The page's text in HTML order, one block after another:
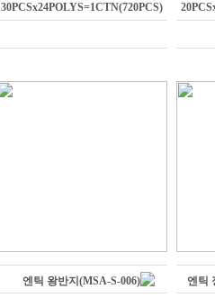
30PCSx24POLYS=1CTN(720PCS)
엔틱 왕반지(MSA-S-006) 엔틱